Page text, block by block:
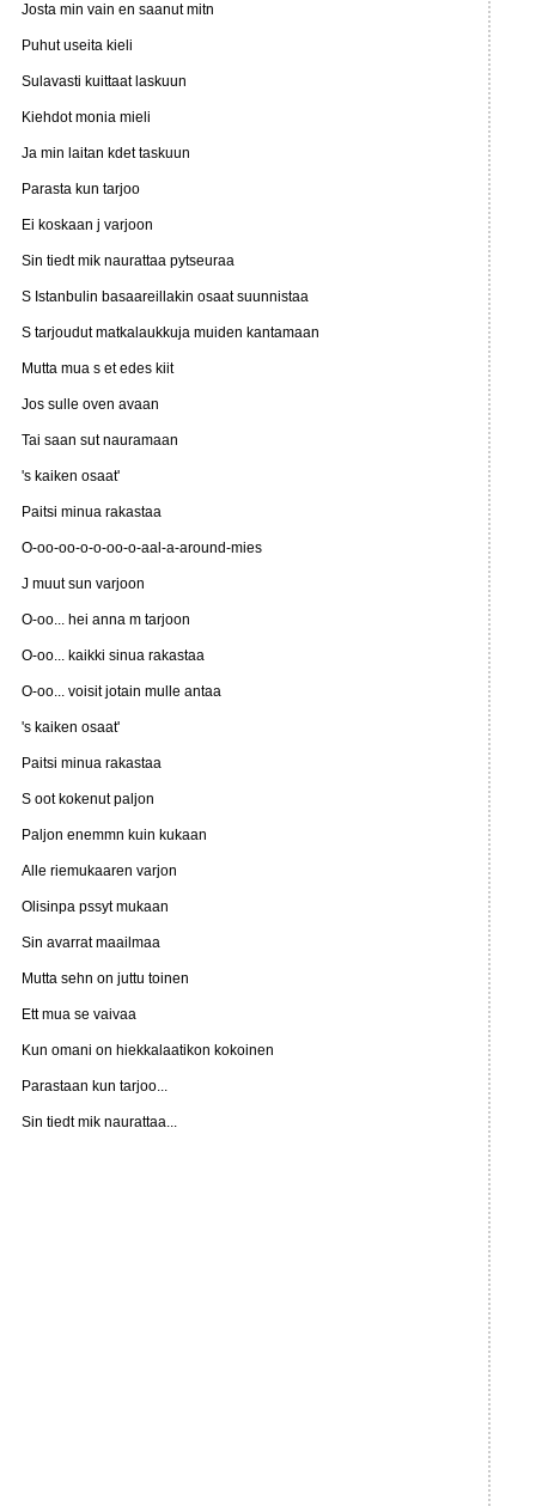
Josta min vain en saanut mitn
Puhut useita kieli
Sulavasti kuittaat laskuun
Kiehdot monia mieli
Ja min laitan kdet taskuun
Parasta kun tarjoo
Ei koskaan j varjoon
Sin tiedt mik naurattaa pytseuraa
S Istanbulin basaareillakin osaat suunnistaa
S tarjoudut matkalaukkuja muiden kantamaan
Mutta mua s et edes kiit
Jos sulle oven avaan
Tai saan sut nauramaan
's kaiken osaat'
Paitsi minua rakastaa
O-oo-oo-o-o-oo-o-aal-a-around-mies
J muut sun varjoon
O-oo... hei anna m tarjoon
O-oo... kaikki sinua rakastaa
O-oo... voisit jotain mulle antaa
's kaiken osaat'
Paitsi minua rakastaa
S oot kokenut paljon
Paljon enemmn kuin kukaan
Alle riemukaaren varjon
Olisinpa pssyt mukaan
Sin avarrat maailmaa
Mutta sehn on juttu toinen
Ett mua se vaivaa
Kun omani on hiekkalaatikon kokoinen
Parastaan kun tarjoo...
Sin tiedt mik naurattaa...